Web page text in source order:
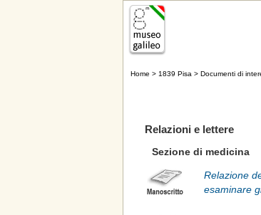
Home > 1839 Pisa > Documenti di
Relazioni e lettere
Sezione di medicina
Relazione
esaminare